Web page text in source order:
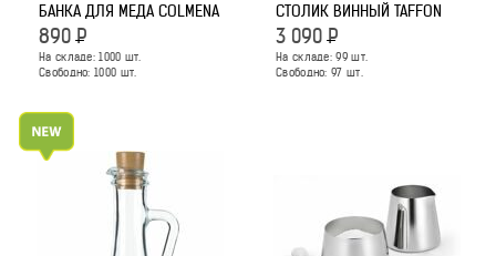
БАНКА ДЛЯ МЕДА COLMENA
890 Р
На складе:1000 шт.
Свободно: 1000 шт.
СТОЛИК ВИННЫЙ TAFFON
3 090 Р
На складе:99шт.
Свободно: 97 шт.